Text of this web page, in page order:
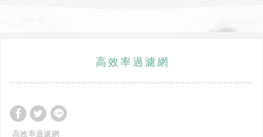
高效率過濾網
高效率過濾網